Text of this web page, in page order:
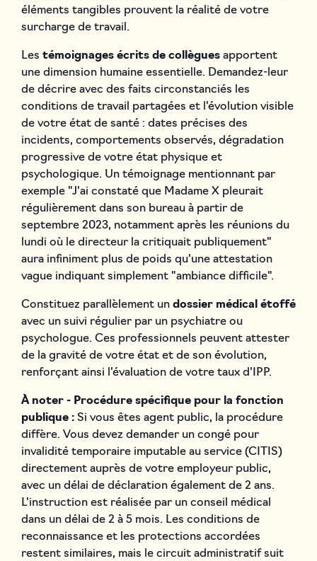
éléments tangibles prouvent la réalité de votre
surcharge de travail.
Les témoignages écrits de collèguesapportent
une dimension humaine essentielle. Demandez-leur
de décrire avec des faits circonstanciés les
conditions de travail partagées et l'évolution visible
de votre état de santé : dates précises des
incidents, comportements observés, dégradation
progressive de votre état physique et
psychologique. Un témoignage mentionnant par
exemple "J'ai constaté que Madame X pleurait
régulièrement dans son bureau à partir de
septembre 2023, notamment après les réunions du
lundi où le directeur la critiquait publiquement"
aura infiniment plus de poids qu'une attestation
vague indiquant simplement "ambiance difficile".
Constituez parallèlement un dossier médical étoffé
avec un suivi régulier par un psychiatre ou
psychologue. Ces professionnels peuvent attester
de la gravité de votre état et de son évolution,
renforçant ainsi l'évaluation de votre taux d'IPP.
À noter - Procédure spécifique pour la fonction
publique :Si vous êtes agent public, la procédure
diffère. Vous devez demander un congé pour
invalidité temporaire imputable au service (CITIS)
directement auprès de votre employeur public,
avec un délai de déclaration également de 2 ans.
L'instruction est réalisée par un conseil médical
dans un délai de 2 à 5 mois. Les conditions de
reconnaissance et les protections accordées
restent similaires, mais le circuit administratif suit